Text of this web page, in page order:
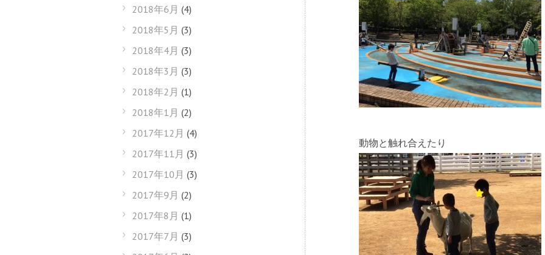
動物と触れ合えたり
2018年6月 (4)
2018年5月 (3)
2018年4月 (3)
2018年3月 (3)
2018年2月 (1)
2018年1月 (2)
2017年12月 (4)
2017年11月 (3)
2017年10月 (3)
2017年9月 (2)
2017年8月 (1)
2017年7月 (3)